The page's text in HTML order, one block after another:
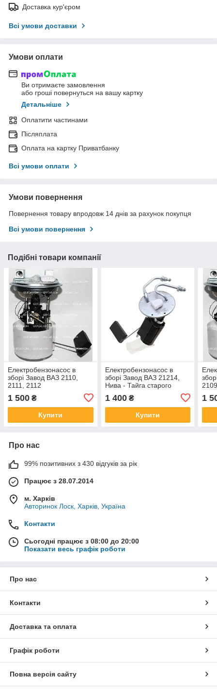
Доставка кур'єром
Всі умови доставки
Умови оплати
Ви отримаєте замовлення
або гроші повернуться на вашу картку
Детальніше
Оплатити частинами
Післяплата
Оплата на картку Приватбанку
Всі умови оплати
Умови повернення
Повернення товару впродовж 14 днів за рахунок покупця
Всі умови повернення
Подібні товари компанії
Електробензонасос в
зборі Завод ВАЗ 2110,
2111, 2112
1 500 ₴
Купити
Електробензонасос в
зборі Завод ВАЗ 21214,
Нива - Тайга старого
1 400₴
Купити
1
Про нас
99% позитивних з 430 відгуків за рік
Працює з 28.07.2014
м. Харків
Авторинок Лоск, Харків, Україна
Контакти
Сьогодні працює з 08:00 до 20:00
Показати весь графік роботи
Про нас
Контакти
Доставка та оплата
Графік роботи
Повна версія сайту